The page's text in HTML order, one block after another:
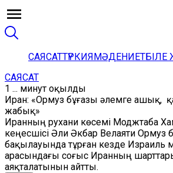
САЯСАТТҮРКИЯМӘДЕНИЕТБІЛЕ
САЯСАТ
1 ... минут оқылды
Иран: «Ормуз бұғазы әлемге ашық,
жабық»
Иранның рухани көсемі Моджтаба
кеңесшісі Әли Әкбар Велаяти Ормуз
бақылауында тұрған кезде Израиль
арасындағы соғыс Иранның
аяқталатынын айтты.